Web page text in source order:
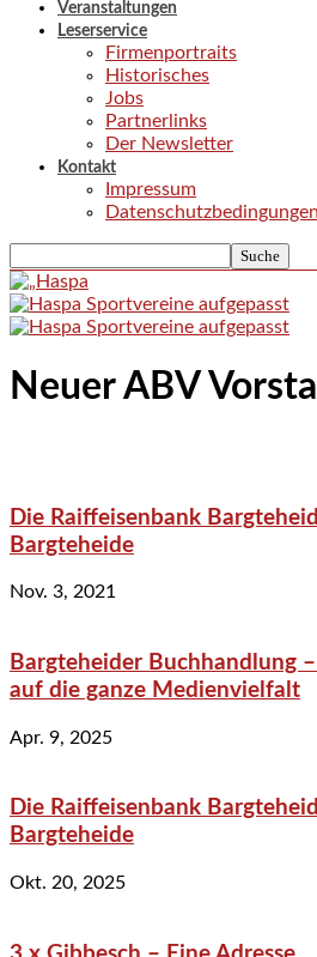
Veranstaltungen
Leserservice
Firmenportraits
Historisches
Jobs
Partnerlinks
Der Newsletter
Kontakt
Impressum
Datenschutzbedingungen
Neuer ABV
Die Raiffeisenbank
Bargteheide
Nov. 3, 2021
Bargteheider Buchhandlung
auf die ganze Medienvielfalt
Apr. 9, 2025
Die Raiffeisenbank
Bargteheide
Okt. 20, 2025